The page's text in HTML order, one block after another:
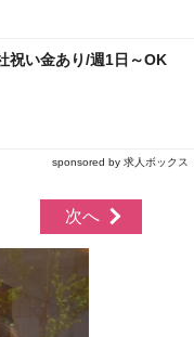
祝い金あり/週1日～OK
sponsored by 求人ボックス
次へ